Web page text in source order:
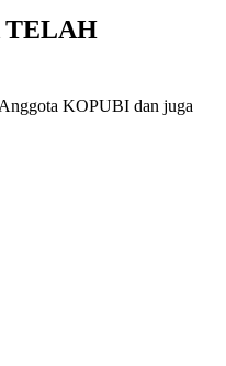
TELAH
KOPUBI dan juga